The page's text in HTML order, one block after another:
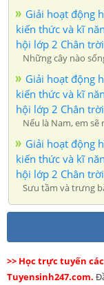
Giải hoạt động
kiến thức và kĩ
hội lớp 2 Chân
Những cây nào
Giải hoạt động
kiến thức và kĩ
hội lớp 2 Chân
Nếu là Nam, em sẽ
Giải hoạt động
kiến thức và kĩ
hội lớp 2 Chân
Sưu tầm và trưng
>> Học trực tuyến
Tuyensinh247.com.